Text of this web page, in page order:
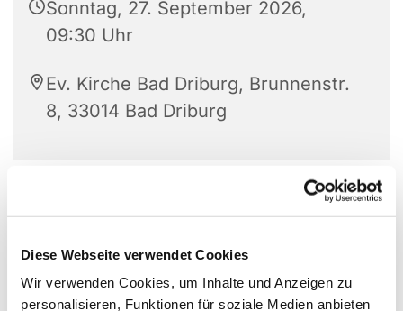
Diese Webseite verwendet Cookies
Wir verwenden Cookies, um Inhalte und Anzeigen zu
personalisieren, Funktionen für soziale Medien anbieten
Sonntag, 27. September 2026,
09:30 Uhr
Ev. Kirche Bad Driburg, Brunnenstr.
8, 33014 Bad Driburg